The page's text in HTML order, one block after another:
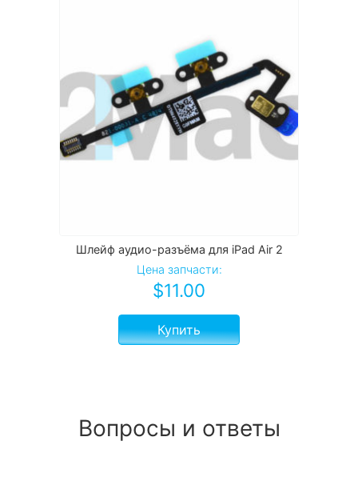
Шлейф аудио-разъёма для iPad Air 2
Цена запчасти:
$11.00
Купить
Вопросы и ответы